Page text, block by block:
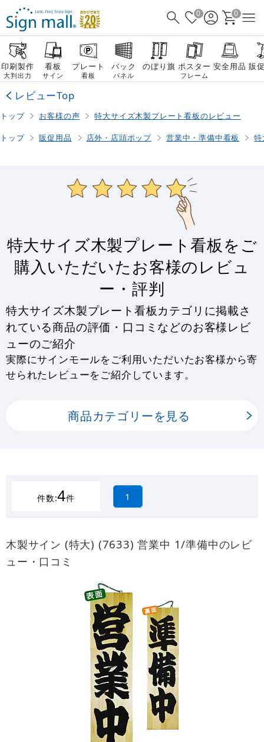
0 0
印刷製作
大判出力
看板
サイン
プレート
看板
バック
パネル
のぼり旗 ポスター
フレーム
安全用品 販
レビューTop
トップ お客様の声 特大サイズ木製プレート看板のレビュー
トップ 販促用品 店外・店頭ポップ 営業中・準備中看板
特大サイズ木製プレート看板をご
購入いただいたお客様のレビュ
ー・評判
特大サイズ木製プレート看板カテゴリに掲載さ
れている商品の評価・口コミなどのお客様レビ
ューのご紹介
実際にサインモールをご利用いただいたお客様から寄
せられたレビューをご紹介しています。
商品カテゴリーを見る
件数:4件 1
木製サイン (特大) (7633) 営業中 1/準備中のレビ
ュー・口コミ